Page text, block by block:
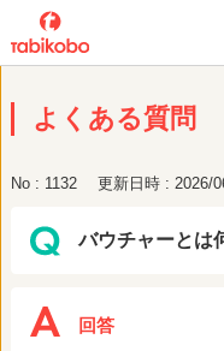
よくある質問
No : 1132 更新日時 : 2026/
バウチャーとは